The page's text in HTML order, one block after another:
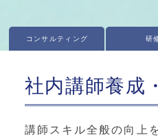
コンサルティング 研
社内講師養成
講師スキル全般の向上